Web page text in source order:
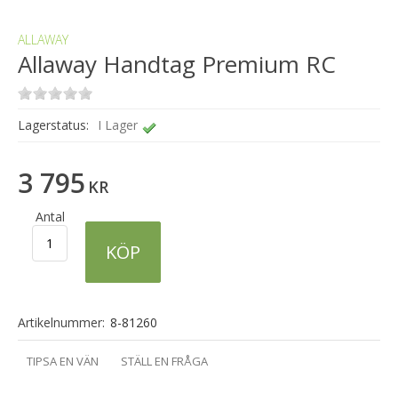
ALLAWAY
Allaway Handtag Premium RC
Lagerstatus: I Lager
3 795 KR
Antal
KÖP
Artikelnummer: 8-81260
TIPSA EN VÄN STÄLL EN FRÅGA